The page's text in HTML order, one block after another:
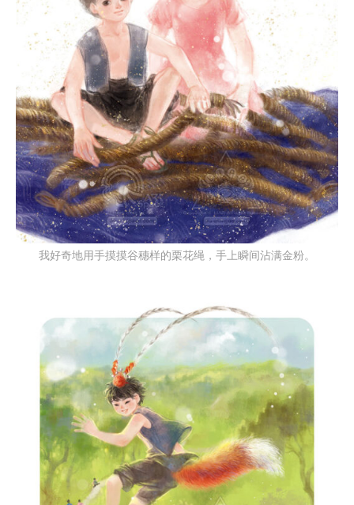
我好奇地用手摸摸谷穗样的栗花绳，手上瞬间沾满金粉。